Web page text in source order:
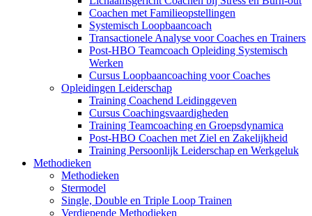
Coachen met Familieopstellingen
Systemisch Loopbaancoach
Transactionele Analyse voor Coaches en Trainers
Post-HBO Teamcoach Opleiding Systemisch
Werken
Cursus Loopbaancoaching voor Coaches
Opleidingen Leiderschap
Training Coachend Leidinggeven
Cursus Coachingsvaardigheden
Training Teamcoaching en Groepsdynamica
Post-HBO Coachen met Ziel en Zakelijkheid
Training Persoonlijk Leiderschap en Werkgeluk
Methodieken
Methodieken
Stermodel
Single, Double en Triple Loop Trainen
Verdiepende Methodieken